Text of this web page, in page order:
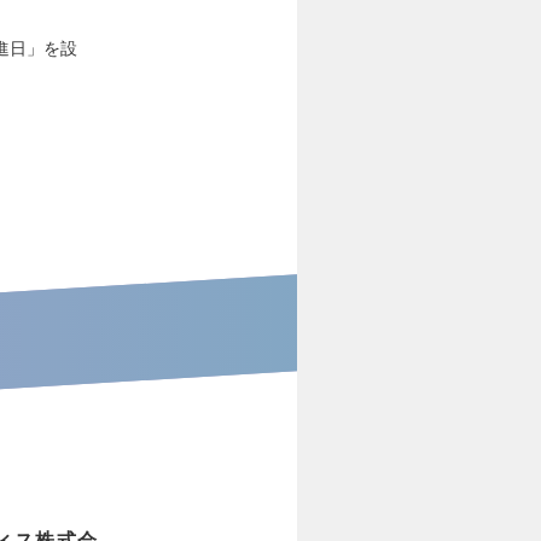
日」を設